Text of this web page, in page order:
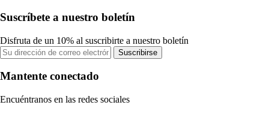
Suscríbete a nuestro boletín
Disfruta de un 10% al suscribirte a nuestro boletín
Suscribirse
Mantente conectado
Encuéntranos en las redes sociales